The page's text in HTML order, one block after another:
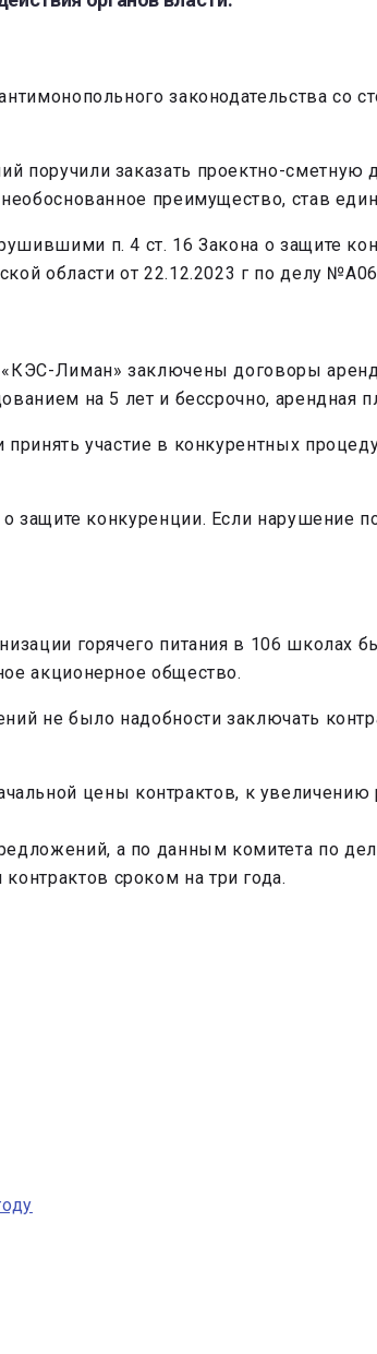
законодательства со
поручили заказать проектно-сметную
преимущество, став
п. 4 ст. 16 Закона о защите
области от 22.12.2023 г по делу
Лиман» заключены договоры
на 5 лет и бессрочно, арендная
участие в конкурентных
защите конкуренции. Если нарушение
горячего питания в 106 школах
акционерное общество.
не было надобности заключать
цены контрактов, к увеличению
а по данным комитета по
сроком на три года.